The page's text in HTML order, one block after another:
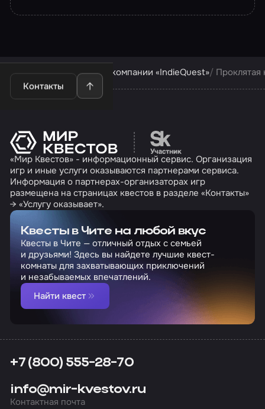
Контакты
Квесты в Чите Квесты компании «IndieQuest» Проклятая
Перейти на сайт
«Мир Квестов» - информационный сервис. Организация
игр и иные услуги оказываются партнерами сервиса.
Информация о партнерах-организаторах игр
размещена на страницах квестов в разделе «Контакты»
→ «Услугу оказывает».
Квесты в Чите на любой вкус
Квесты в Чите — отличный отдых с семьей
и друзьями! Здесь вы найдете лучшие квест-
комнаты для захватывающих приключений
и незабываемых впечатлений.
Найти квест
+7 (800) 555-28-70
info@mir-kvestov.ru
Контактная почта